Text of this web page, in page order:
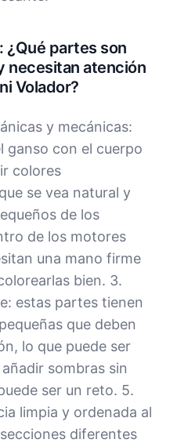
¿Qué partes son
necesitan atención
Volador?
y mecánicas:
ganso con el cuerpo
colores
se vea natural y
de los
de los motores
una mano firme
bien. 3.
estas partes tienen
que deben
lo que puede ser
sombras sin
ser un reto. 5.
limpia y ordenada al
diferentes